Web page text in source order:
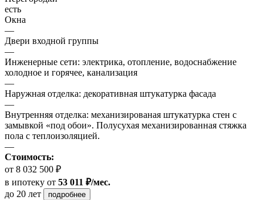
есть
Окна
—
Двери входной группы
—
Инженерные сети: электрика, отопление, водоснабжение
холодное и горячее, канализация
—
Наружная отделка: декоративная штукатурка фасада
—
Внутренняя отделка: механизированая штукатурка стен с
замывкой «под обои». Полусухая механизированная стяжка
пола с теплоизоляцией.
—
Стоимость:
от 8 032 500 ₽
в ипотеку от 53 011 ₽/мес.
до 20 лет
подробнее